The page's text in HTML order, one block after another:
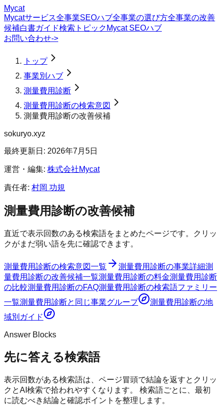
Mycat
Mycatサービス全事業SEOハブ全事業の選び方全事業の改善
候補白書ガイド検索トピック Mycat SEOハブ
お問い合わせ->
トップ
事業別ハブ
測量費用診断
測量費用診断の検索意図
測量費用診断の改善候補
sokuryo.xyz
最終更新日: 2026年7月5日
運営・編集: 株式会社Mycat
責任者: 村岡 功規
測量費用診断の改善候補
直近で表示回数のある検索語をまとめたページです。クリッ
クがまだ弱い語を先に確認できます。
測量費用診断の検索意図一覧 測量費用診断の事業詳細測
量費用診断の改善候補一覧測量費用診断の料金測量費用診断
の比較測量費用診断のFAQ測量費用診断の検索語ファミリー
一覧測量費用診断と同じ事業グループ 測量費用診断の地
域別ガイド
Answer Blocks
先に答える検索語
表示回数がある検索語は、ページ冒頭で結論を返すとクリッ
クとAI検索で拾われやすくなります。 検索語ごとに、最初
に読むべき結論と確認ポイントを整理します。